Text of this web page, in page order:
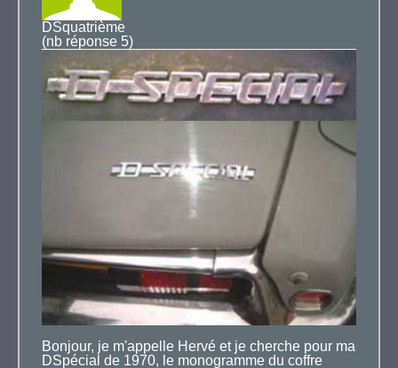
DSquatrième
(nb réponse 5)
Bonjour, je m'appelle Hervé et je cherche pour ma
DSpécial de 1970, le monogramme du coffre